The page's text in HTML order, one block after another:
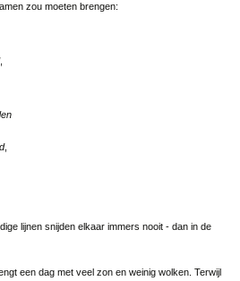
zou moeten brengen:
,
,
lijnen snijden elkaar immers nooit - dan in de
een dag met veel zon en weinig wolken. Terwijl